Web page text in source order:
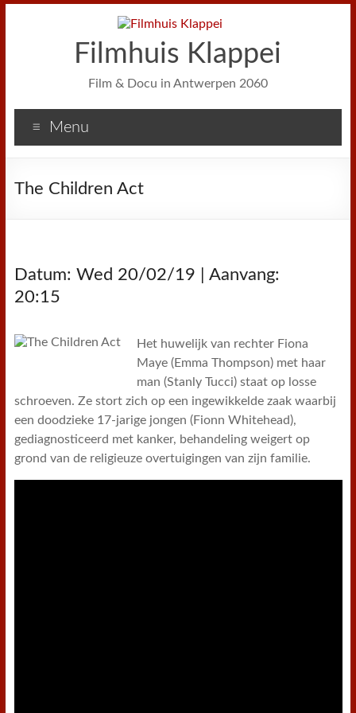
Filmhuis Klappei
Film & Docu in Antwerpen 2060
Menu
The Children Act
Datum: Wed 20/02/19 | Aanvang:
20:15
Het huwelijk van rechter Fiona
Maye (Emma Thompson) met haar
man (Stanly Tucci) staat op losse
schroeven. Ze stort zich op een ingewikkelde zaak waarbij
een doodzieke 17-jarige jongen (Fionn Whitehead),
gediagnosticeerd met kanker, behandeling weigert op
grond van de religieuze overtuigingen van zijn familie.